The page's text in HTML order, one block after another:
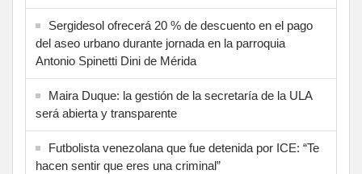
Sergidesol ofrecerá 20 % de descuento en el pago
del aseo urbano durante jornada en la parroquia
Antonio Spinetti Dini de Mérida
Maira Duque: la gestión de la secretaría de la ULA
será abierta y transparente
Futbolista venezolana que fue detenida por ICE: “Te
hacen sentir que eres una criminal”